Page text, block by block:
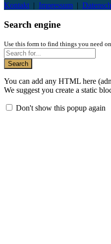
Kontakt | Impressum |
Search engine
Use this form to find things you need
Search
You can add any HTML here
We suggest you create a static
Don't show this popup again